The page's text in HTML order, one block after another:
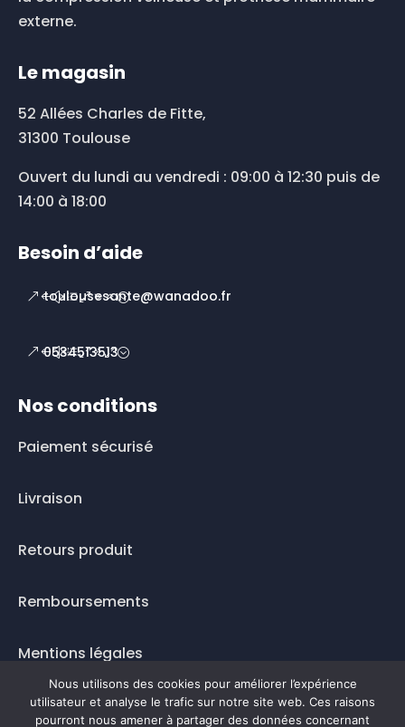
externe.
Le magasin
52 Allées Charles de Fitte,
31300 Toulouse
Ouvert du lundi au vendredi : 09:00 à 12:30 puis de
14:00 à 18:00
Besoin d’aide
toulousesante@wanadoo.fr
0534513513
Nos conditions
Paiement sécurisé
Livraison
Retours produit
Remboursements
Mentions légales
Questions fréquentes
Nous utilisons des cookies pour améliorer l’expérience
utilisateur et analyse le trafic sur notre site web. Ces raisons
pourront nous amener à partager des données concernant